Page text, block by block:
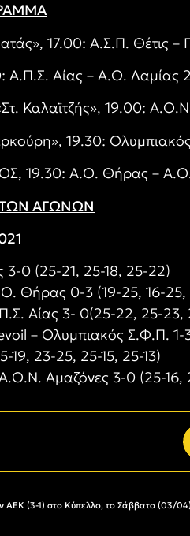
17.00: Α.Σ.Π. Θέτις
Α.Π.Σ. Αίας – Α.Ο. Λαμίας
Καλαϊτζής», 19.00:
19.30:
19.30: Α.Ο. Θήρας –
ΑΓΩΝΩΝ
0 (25-21, 25-18, 25-22)
Θήρας 0-3 (19-25, 16-25,
Αίας 3- 0(25-22, 25-23,
– Ολυμπιακός Σ.Φ.Π. 1-
23-25, 25-15, 25-13)
Αμαζόνες 3-0 (25-16,